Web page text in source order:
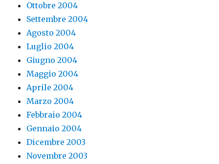
Ottobre 2004
Settembre 2004
Agosto 2004
Luglio 2004
Giugno 2004
Maggio 2004
Aprile 2004
Marzo 2004
Febbraio 2004
Gennaio 2004
Dicembre 2003
Novembre 2003